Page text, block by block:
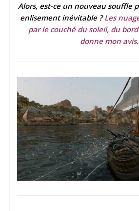
Alors, est-ce un nouveau souffle
enlisement inévitable ?Les
par le couché du soleil, du
donne mon avis.